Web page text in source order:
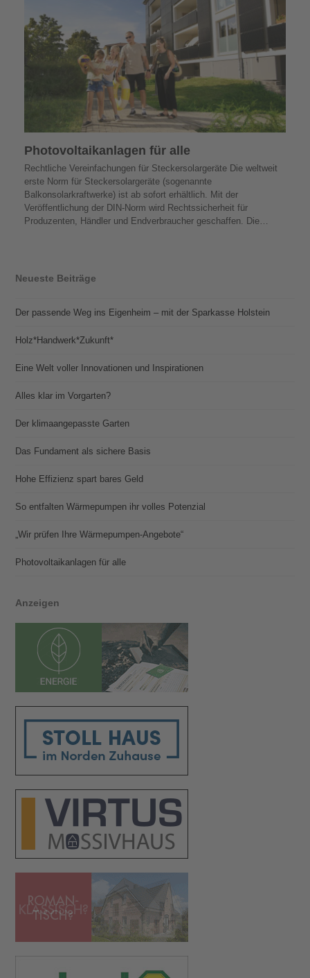
Photovoltaik­­anlagen für alle
Rechtliche Vereinfachungen für Steckersolargeräte Die weltweit
erste Norm für Steckersolargeräte (sogenannte
Balkonsolarkraftwerke) ist ab sofort erhältlich. Mit der
Veröffentlichung der DIN-Norm wird Rechtssicherheit für
Produzenten, Händler und Endverbraucher geschaffen. Die…
Neueste Beiträge
Der passende Weg ins Eigenheim – mit der Sparkasse Holstein
Holz*Handwerk*Zukunft*
Eine Welt voller Innovationen und Inspirationen
Alles klar im Vorgarten?
Der klimaangepasste Garten
Das Fundament als sichere Basis
Hohe Effizienz spart bares Geld
So entfalten Wärmepumpen ihr volles Potenzial
„Wir prüfen Ihre Wärmepumpen-Angebote“
Photovoltaik­­anlagen für alle
Anzeigen